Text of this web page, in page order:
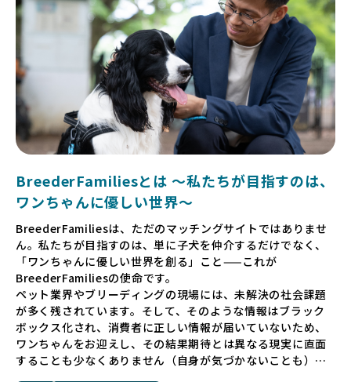
BreederFamiliesとは 〜私たちが目指すのは、
ワンちゃんに優しい世界〜
BreederFamiliesは、ただのマッチングサイトではありませ
ん。私たちが目指すのは、単に子犬を仲介するだけでなく、
「ワンちゃんに優しい世界を創る」こと——これが
BreederFamiliesの使命です。
ペット業界やブリーディングの現場には、未解決の社会課題
が多く残されています。そして、そのような情報はブラック
ボックス化され、消費者に正しい情報が届いていないため、
ワンちゃんをお迎えし、その結果期待とは異なる現実に直面
することも少なくありません（自身が気づかないことも）。